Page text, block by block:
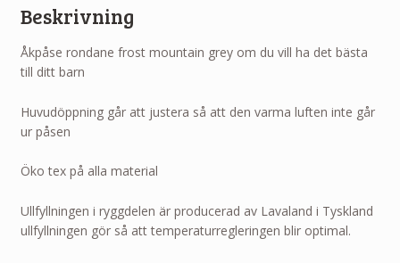
Beskrivning
Åkpåse rondane frost mountain grey om du vill ha det bästa
till ditt barn
Huvudöppning går att justera så att den varma luften inte går
ur påsen
Öko tex på alla material
Ullfyllningen i ryggdelen är producerad av Lavaland i Tyskland
ullfyllningen gör så att temperaturregleringen blir optimal.